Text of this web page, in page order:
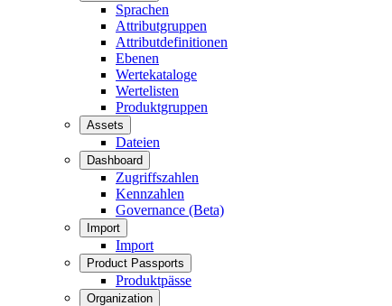
Sprachen
Attributgruppen
Attributdefinitionen
Ebenen
Wertekataloge
Wertelisten
Produktgruppen
Assets
Dateien
Dashboard
Zugriffszahlen
Kennzahlen
Governance (Beta)
Import
Import
Product Passports
Produktpässe
Organization